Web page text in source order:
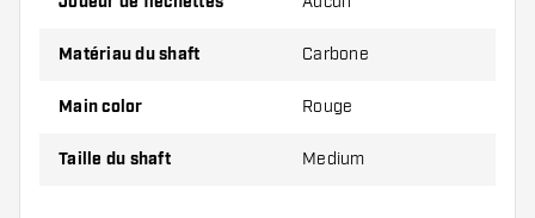
Matériau du shaft Carbone
Main color Rouge
Taille du shaft Medium